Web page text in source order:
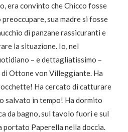
era convinto che Chicco fosse
sua madre si fosse
di panzane rassicuranti e
la situazione. Io, nel
– e dettagliatissimo –
Ottone von Villeggiante. Ha
Ha cercato di catturare
salvato in tempo! Ha dormito
da bagno, sul tavolo fuori e sul
portato Paperella nella doccia.